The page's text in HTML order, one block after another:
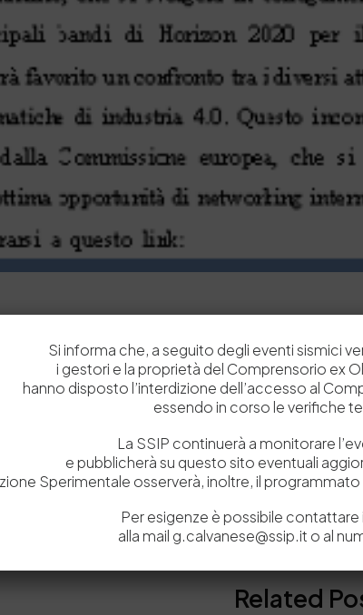
Leather and Sustainability in Retail Conference 2016
Related
Si informa che, a seguito degli eventi sismici
i gestori e la proprietà del Comprensorio ex
hanno disposto l’interdizione dell’accesso al
essendo in corso le verifiche
La SSIP continuerà a monitorare
e pubblicherà su questo sito eventuali
Sperimentale osserverà, inoltre, il
Per esigenze è possibile contattare
alla mail g.calvanese@ssip.it o al